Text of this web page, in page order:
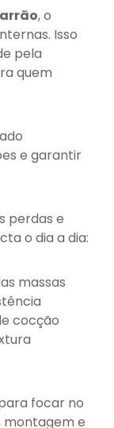
, o
Isso
pela
quem
e garantir
perdas e
o dia a dia:
massas
cocção
focar no
montagem e